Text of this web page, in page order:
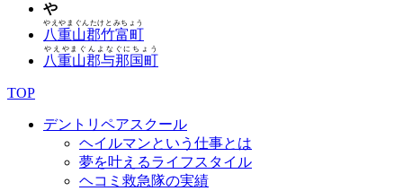
や
八重山郡竹富町
やえやまぐんたけとみちょう
八重山郡与那国町
やえやまぐんよなぐにちょう
TOP
デントリペアスクール
ヘイルマンという仕事とは
夢を叶えるライフスタイル
ヘコミ救急隊の実績